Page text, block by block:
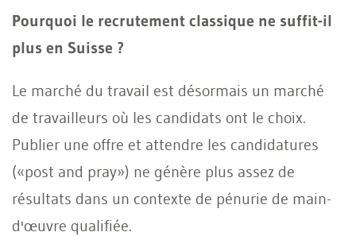
Pourquoi le recrutement classique ne suffit-il
plus en Suisse ?
Le marché du travail est désormais un marché
de travailleurs où les candidats ont le choix.
Publier une offre et attendre les candidatures
(«post and pray») ne génère plus assez de
résultats dans un contexte de pénurie de main-
d'œuvre qualifiée.